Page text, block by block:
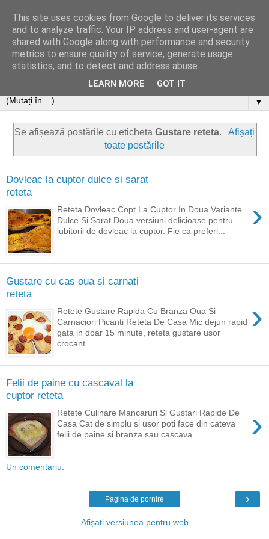
▼
Se afișează postările cu etichetaGustare reteta.
Afișați
toate postările
Dovleac la cuptor dulce si sarat
reteta
›
Reteta Dovleac Copt La Cuptor In Doua Variante
Dulce Si Sarat Doua versiuni delicioase pentru
iubitorii de dovleac la cuptor. Fie ca preferi...
Gustare cu cas oua si carnati
reteta
›
Retete Gustare Rapida Cu Branza Oua Si
Carnaciori Picanti Reteta De Casa Mic dejun rapid
gata in doar 15 minute, reteta gustare usor
crocant...
Felii de paine cu cascaval la
cuptor reteta
›
Retete Culinare Mancaruri Si Gustari Rapide De
Casa Cat de simplu si usor poti face din cateva
felii de paine si branza sau cascava...
Un comentariu:
›
Pagina de pornire
Afișați versiunea pentru web
This site uses cookies from Google to deliver its services
and to analyze traffic. Your IP address and user-agent are
shared with Google along with performance and security
metrics to ensure quality of service, generate usage
statistics, and to detect and address abuse.
LEARN MORE GOT IT